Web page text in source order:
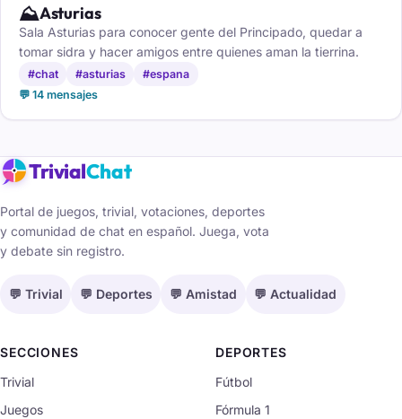
⛰️Asturias
Sala Asturias para conocer gente del Principado, quedar a
tomar sidra y hacer amigos entre quienes aman la tierrina.
#chat #asturias
#espana
💬 14 mensajes
TrivialChat
Portal de juegos, trivial, votaciones, deportes
y comunidad de chat en español. Juega, vota
y debate sin registro.
💬 Trivial 💬 Deportes 💬 Amistad 💬 Actualidad
SECCIONES
Trivial
Juegos
DEPORTES
Fútbol
Fórmula 1